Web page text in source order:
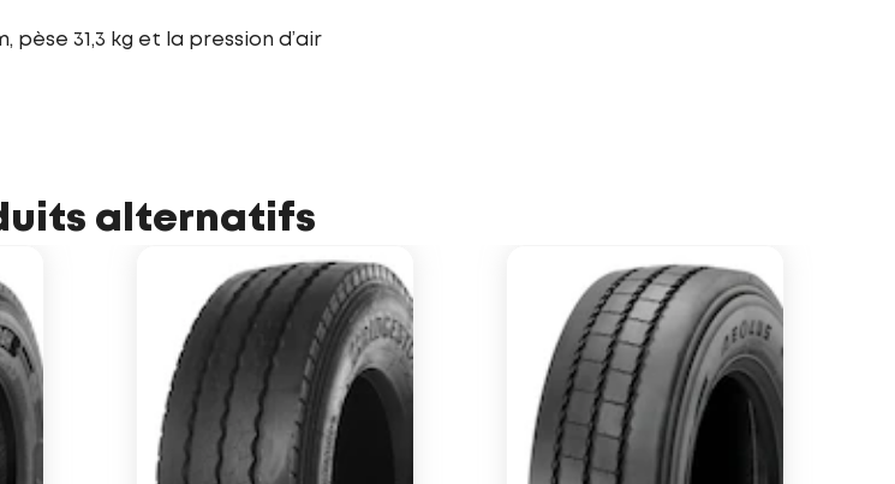
31,3 kg et la pression d’air
alternatifs